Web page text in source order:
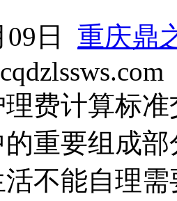
09日 重庆鼎
费计算标
重要组成
不能自理